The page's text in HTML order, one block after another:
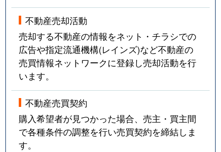
不動産売却活動
売却する不動産の情報をネット・チラシでの
広告や指定流通機構(レインズ)など不動産の
売買情報ネットワークに登録し売却活動を行
います。
不動産売買契約
購入希望者が見つかった場合、売主・買主間
で各種条件の調整を行い売買契約を締結しま
す。